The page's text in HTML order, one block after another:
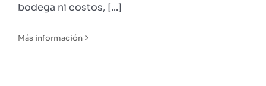
bodega ni costos, [...]
Más información